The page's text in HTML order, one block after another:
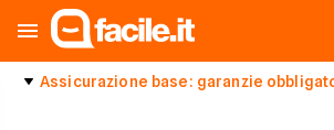
Assicurazione base: garanzie